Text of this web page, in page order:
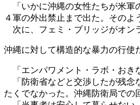
「いかに沖縄の女性たちが米軍
４軍の外出禁止まで出た。その
次に、フェミ・ブリッジがオン
沖縄に対して構造的な暴力の行使
「エンパワメント・ラボ・おき
「防衛省などと交渉したが残念
たくでなかった。沖縄防衛局での